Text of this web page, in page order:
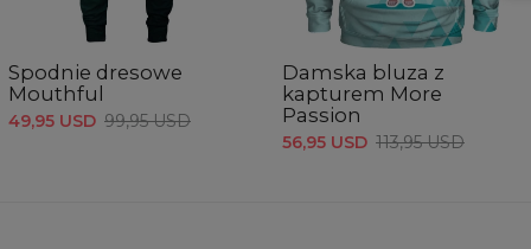
Spodnie dresowe
Mouthful
49,95 USD 99,95 USD
Damska bluza z
kapturem More
Passion
56,95 USD 113,95 USD